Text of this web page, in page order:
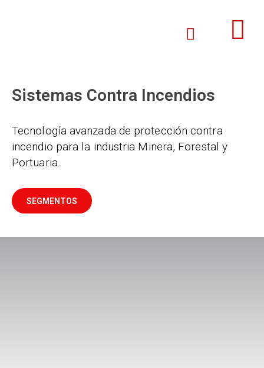
Sistemas Contra Incendios
Tecnología avanzada de protección contra
incendio para la industria Minera, Forestal y
Portuaria.
SEGMENTOS